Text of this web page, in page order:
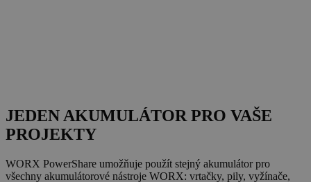
JEDEN AKUMULÁTOR PRO VAŠE
PROJEKTY
WORX PowerShare umožňuje použít stejný akumulátor pro
všechny akumulátorové nástroje WORX: vrtačky, pily, vyžínače,